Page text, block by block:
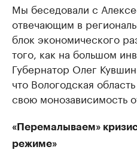
Мы беседовали с
отвечающим в
блок экономического
того, как на большом
Губернатор Олег
что Вологодская
свою монозависимость
«Перемалываем»
режиме»